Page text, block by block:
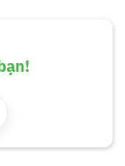
Hyundai Solati có
trong thời gian